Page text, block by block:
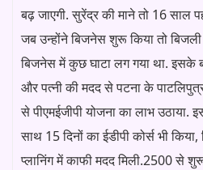
बढ़ जाएगी. सुरेंद्र की माने तो 16 साल
जब उन्होंने बिजनेस शुरू किया तो बिजली
बिजनेस में कुछ घाटा लग गया था. इसके
और पत्नी की मदद से पटना के
से पीएमईजीपी योजना का लाभ उठाया.
साथ 15 दिनों का ईडीपी कोर्स भी
प्लानिंग में काफी मदद मिली.2500 से